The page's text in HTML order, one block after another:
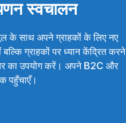
स्वचालन
के साथ अपने ग्राहकों के लिए नए
बल्कि ग्राहकों पर ध्यान केंद्रित करने
का उपयोग करें। अपने B2C और
पहुँचाएँ।